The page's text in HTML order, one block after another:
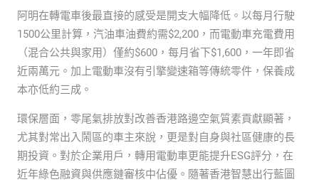
阿明在轉電車後最直接的感受是開支大幅降低。以每月行駛
1500公里計算，汽油車油費約需$2,200，而電動車充電費用
（混合公共與家用）僅約$600，每月省下$1,600，一年即省
近兩萬元。加上電動車沒有引擎變速箱等傳統零件，保養成
本亦低約三成。
環保層面，零尾氣排放對改善香港路邊空氣質素貢獻顯著，
尤其對常出入鬧區的車主來說，更是對自身與社區健康的長
期投資。對於企業用戶，轉用電動車更能提升ESG評分，在
近年綠色融資與供應鏈審核中佔優。隨著香港智慧出行藍圖